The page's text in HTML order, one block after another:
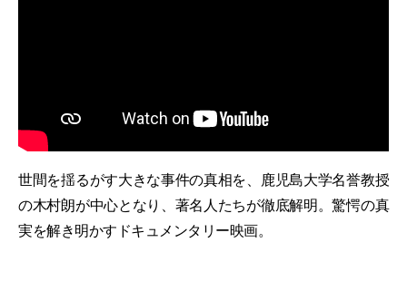
世間を揺るがす大きな事件の真相を、鹿児島大学名誉教授
の木村朗が中心となり、著名人たちが徹底解明。驚愕の真
実を解き明かすドキュメンタリー映画。